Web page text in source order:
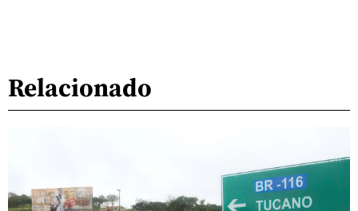
Relacionado